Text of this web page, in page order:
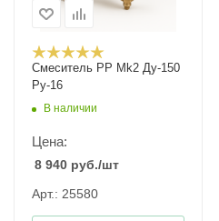
Смеситель PP Mk2 Ду-150
Ру-16
В наличии
Цена:
8 940 руб./шт
Арт.: 25580